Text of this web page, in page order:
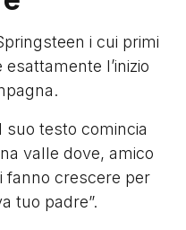
i cui primi
l’inizio
suo testo comincia
valle dove, amico
fanno crescere per
tuo padre”.